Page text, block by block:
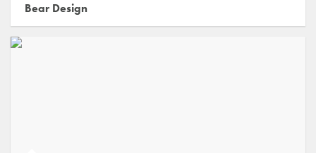
Bear Design